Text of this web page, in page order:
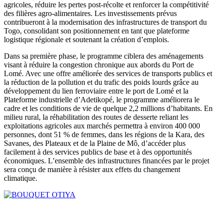
agricoles, réduire les pertes post-récolte et renforcer la compétitivité
des filières agro-alimentaires. Les investissements prévus
contribueront à la modernisation des infrastructures de transport du
Togo, consolidant son positionnement en tant que plateforme
logistique régionale et soutenant la création d’emplois.
Dans sa première phase, le programme ciblera des aménagements
visant à réduire la congestion chronique aux abords du Port de
Lomé. Avec une offre améliorée des services de transports publics et
la réduction de la pollution et du trafic des poids lourds grâce au
développement du lien ferroviaire entre le port de Lomé et la
Plateforme industrielle d’Adetikopé, le programme améliorera le
cadre et les conditions de vie de quelque 2,2 millions d’habitants. En
milieu rural, la réhabilitation des routes de desserte reliant les
exploitations agricoles aux marchés permettra à environ 400 000
personnes, dont 51 % de femmes, dans les régions de la Kara, des
Savanes, des Plateaux et de la Plaine de Mô, d’accéder plus
facilement à des services publics de base et à des opportunités
économiques. L’ensemble des infrastructures financées par le projet
sera conçu de manière à résister aux effets du changement
climatique.